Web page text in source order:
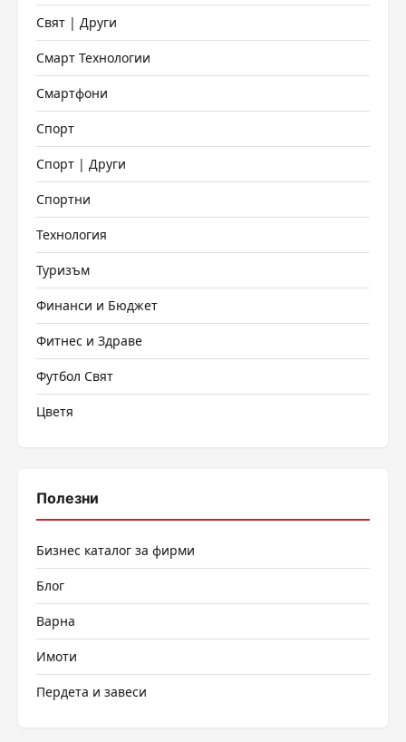
Свят | Други
Смарт Технологии
Смартфони
Спорт
Спорт | Други
Спортни
Технология
Туризъм
Финанси и Бюджет
Фитнес и Здраве
Футбол Свят
Цветя
Полезни
Бизнес каталог за фирми
Блог
Варна
Имоти
Пердета и завеси